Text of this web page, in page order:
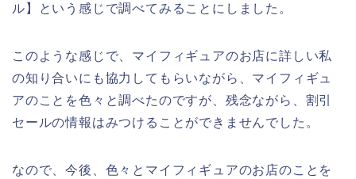
ル】という感じで調べてみることにしました。
このような感じで、マイフィギュアのお店に詳しい私
の知り合いにも協力してもらいながら、マイフィギュ
アのことを色々と調べたのですが、残念ながら、割引
セールの情報はみつけることができませんでした。
なので、今後、色々とマイフィギュアのお店のことを